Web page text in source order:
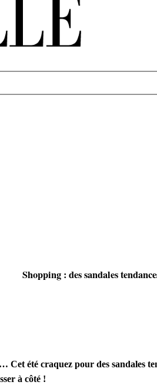
Shopping : des sandales
Cet été craquez pour des sandales
à côté !